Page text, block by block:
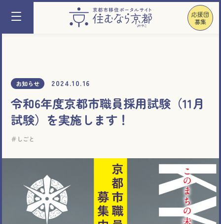
応援団
募集
お知らせ 2024.10.16
令和6年度京都市職員採用試験（11月
試験）を実施します！
しごと